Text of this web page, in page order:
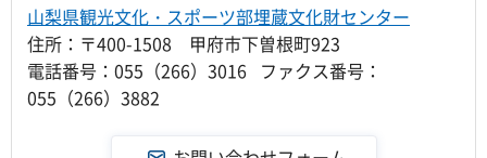
山梨県観光文化・スポーツ部埋蔵文化財センター
住所：〒400-1508 甲府市下曽根町923
電話番号：055（266）3016 ファクス番号：
055（266）3882